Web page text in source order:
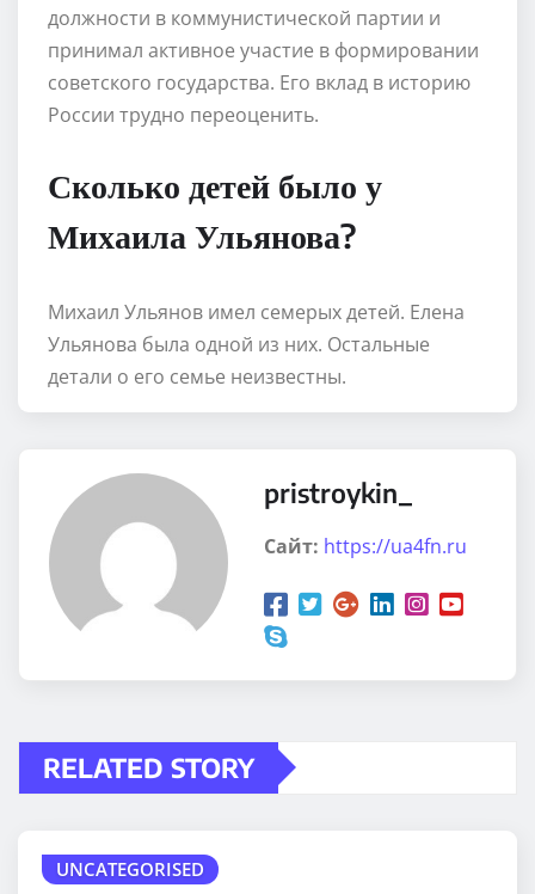
должности в коммунистической партии и
принимал активное участие в формировании
советского государства. Его вклад в историю
России трудно переоценить.
Сколько детей было у
Михаила Ульянова?
Михаил Ульянов имел семерых детей. Елена
Ульянова была одной из них. Остальные
детали о его семье неизвестны.
pristroykin_
Сайт: https://ua4fn.ru
RELATED STORY
UNCATEGORISED